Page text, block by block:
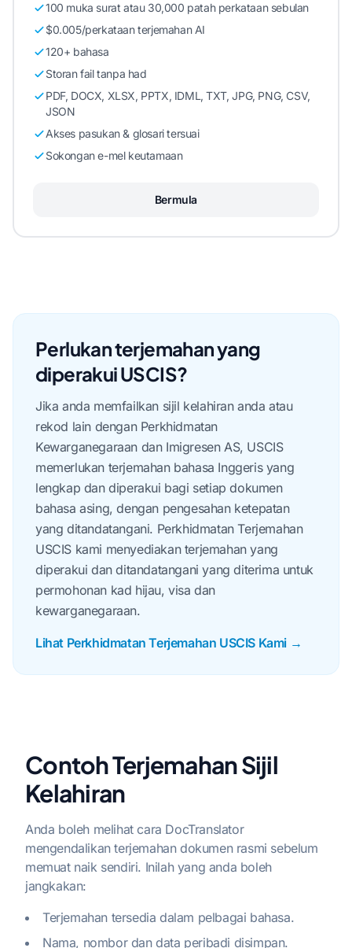
100 muka surat atau 30,000 patah perkataan sebulan
$0.005/perkataan terjemahan AI
120+ bahasa
Storan fail tanpa had
PDF, DOCX, XLSX, PPTX, IDML, TXT, JPG, PNG, CSV,
JSON
Akses pasukan & glosari tersuai
Sokongan e-mel keutamaan
Bermula
Perlukan terjemahan yang
diperakui USCIS?
Jika anda memfailkan sijil kelahiran anda atau
rekod lain dengan Perkhidmatan
Kewarganegaraan dan Imigresen AS, USCIS
memerlukan terjemahan bahasa Inggeris yang
lengkap dan diperakui bagi setiap dokumen
bahasa asing, dengan pengesahan ketepatan
yang ditandatangani. Perkhidmatan Terjemahan
USCIS kami menyediakan terjemahan yang
diperakui dan ditandatangani yang diterima untuk
permohonan kad hijau, visa dan
kewarganegaraan.
Lihat Perkhidmatan Terjemahan USCIS Kami →
Contoh Terjemahan Sijil
Kelahiran
Anda boleh melihat cara DocTranslator
mengendalikan terjemahan dokumen rasmi sebelum
memuat naik sendiri. Inilah yang anda boleh
jangkakan:
Terjemahan tersedia dalam pelbagai bahasa.
Nama, nombor dan data peribadi disimpan.